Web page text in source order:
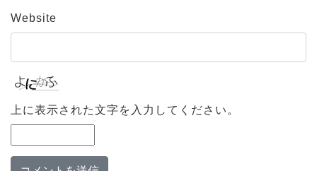
Website
上に表示された文字を入力してください。